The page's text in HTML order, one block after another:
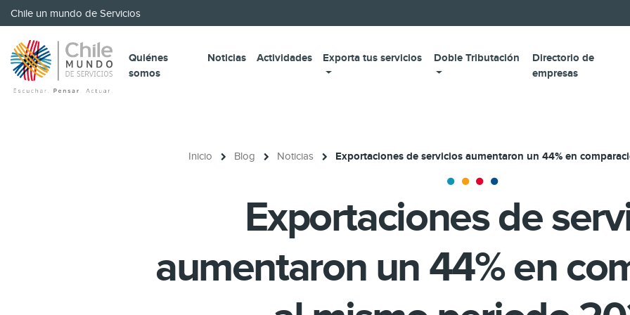
Chile un mundo de Servicios
Quiénes
somos
Noticias Actividades Exporta tus servicios Doble Tributación
Directorio de
empresas
Inicio Blog Noticias Exportaciones de servicios aumentaron un 44% en
Exportaciones de
aumentaron un 44% en